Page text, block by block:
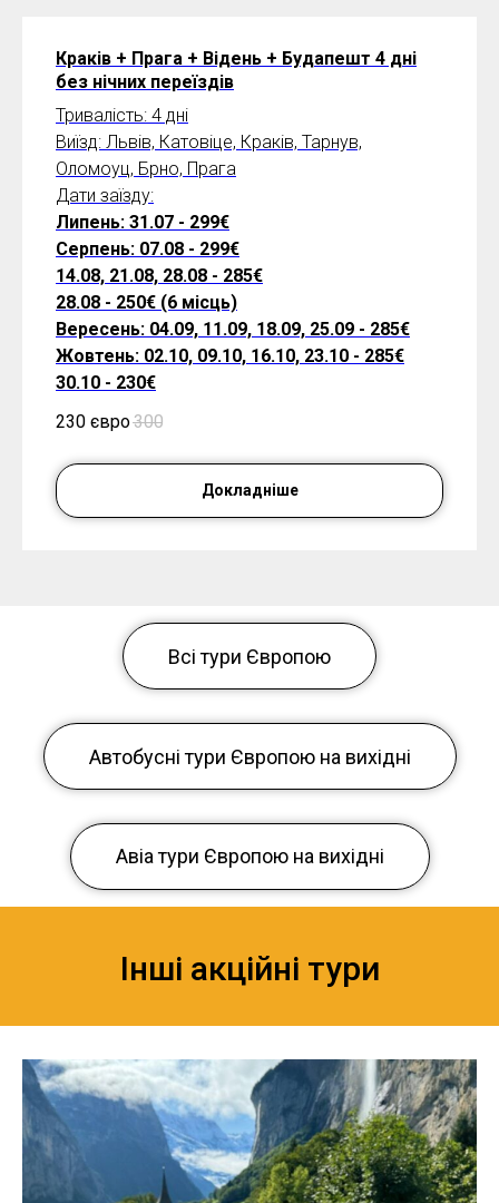
Краків + Прага + Відень + Будапешт 4 дні
без нічних переїздів
Тривалість: 4 дні
Виїзд: Львів, Катовіце, Краків, Тарнув,
Оломоуц, Брно, Прага
Дати заїзду:
Липень: 31.07 - 299€
Серпень: 07.08 - 299€
14.08, 21.08, 28.08 - 285€
28.08 - 250€ (6 місць)
Вересень: 04.09, 11.09, 18.09, 25.09 - 285€
Жовтень: 02.10, 09.10, 16.10, 23.10 - 285€
30.10 - 230€
230 євро300
Докладніше
Всі тури Європою
Автобусні тури Європою на вихідні
Авіа тури Європою на вихідні
Інші акційні тури